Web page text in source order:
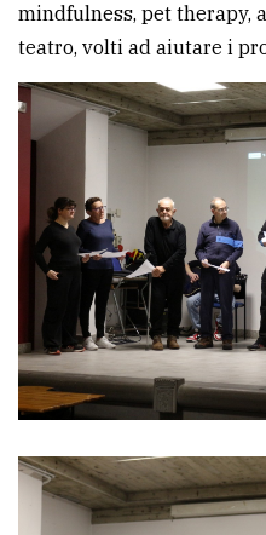
mindfulness, pet therapy,
teatro, volti ad aiutare i